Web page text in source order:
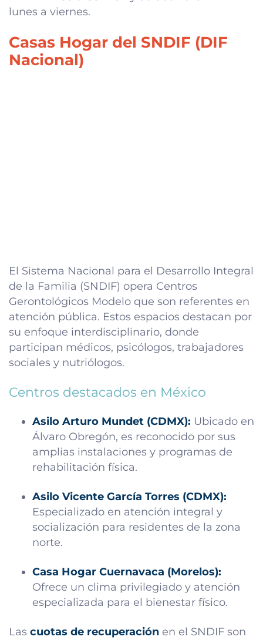
lunes a viernes.
Casas Hogar del SNDIF (DIF
Nacional)
El Sistema Nacional para el Desarrollo Integral
de la Familia (SNDIF) opera Centros
Gerontológicos Modelo que son referentes en
atención pública. Estos espacios destacan por
su enfoque interdisciplinario, donde
participan médicos, psicólogos, trabajadores
sociales y nutriólogos.
Centros destacados en México
Asilo Arturo Mundet (CDMX): Ubicado en
Álvaro Obregón, es reconocido por sus
amplias instalaciones y programas de
rehabilitación física.
Asilo Vicente García Torres (CDMX):
Especializado en atención integral y
socialización para residentes de la zona
norte.
Casa Hogar Cuernavaca (Morelos):
Ofrece un clima privilegiado y atención
especializada para el bienestar físico.
Las cuotas de recuperación en el SNDIF son